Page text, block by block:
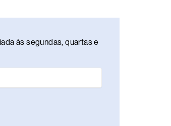
às segundas, quartas e